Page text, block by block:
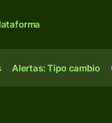
Alertas: Tipo cambio